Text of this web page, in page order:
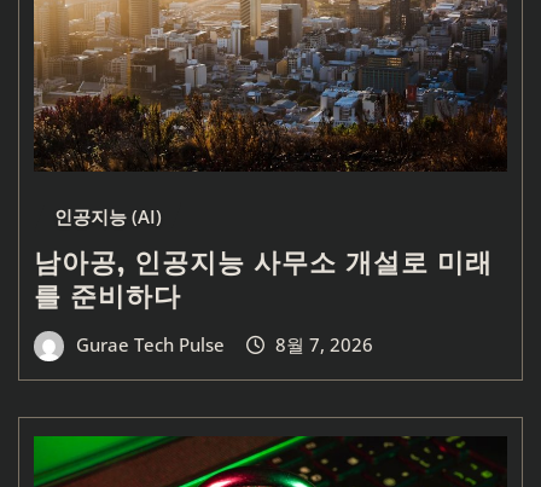
인공지능 (AI)
남아공, 인공지능 사무소 개설로 미래
를 준비하다
Gurae Tech Pulse 8월 7, 2026